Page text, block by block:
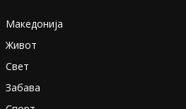
Македонија
Живот
Свет
Забава